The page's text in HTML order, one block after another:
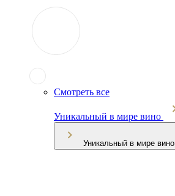
Смотреть все
Уникальный в мире вино
Уникальный в мире вино